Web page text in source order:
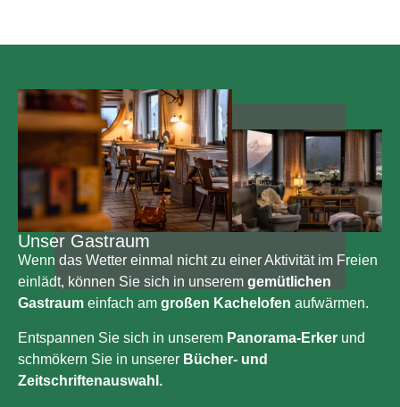
Unser Gastraum
Wenn das Wetter einmal nicht zu einer Aktivität im Freien
einlädt, können Sie sich in unserem gemütlichen
Gastraum einfach am großen Kachelofen aufwärmen.
Entspannen Sie sich in unserem Panorama-Erker und
schmökern Sie in unserer Bücher- und
Zeitschriftenauswahl.